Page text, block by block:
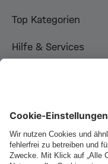
Top Kategorien
Hilfe & Services
Folge uns